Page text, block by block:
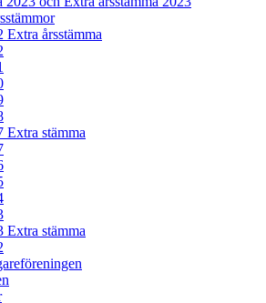
Extra årsstämma
Extra stämma
Extra stämma